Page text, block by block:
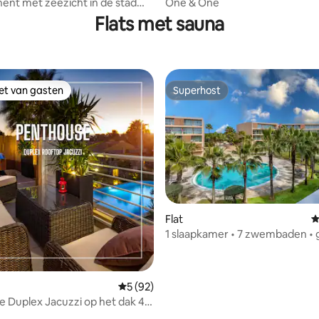
Flats met sauna
4,88 op 5, 244 recensies
van gasten
van gasten
Gemiddelde beoordeling van 5 op 5, 92
5 (92)
Duplex Jacuzzi op het dak 4
Superhost
Superhost
Flat
1 slaapkamer • 7 zwembaden •